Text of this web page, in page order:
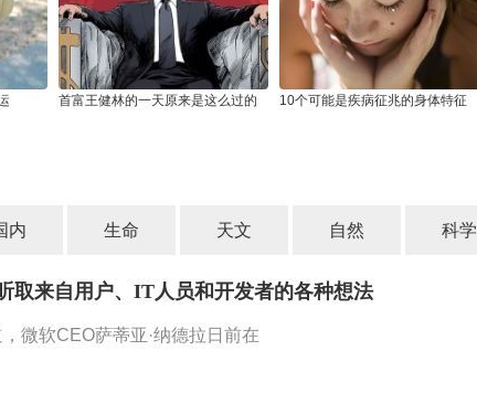
首富王健林的一天原来是这么过的 10个可能是疾病征兆的身体特征
内 生命 天文 自然 科学
取来自用户、IT人员和开发者的各种想法
微软CEO萨蒂亚·纳德拉日前在